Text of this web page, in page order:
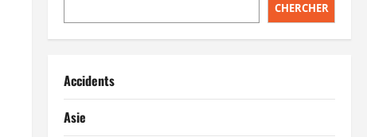
CHERCHER
Accidents
Asie